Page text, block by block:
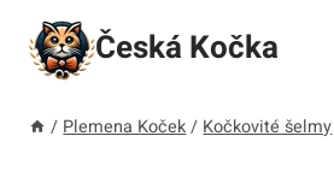
Přeskočit
obsah
Česká Kočka
/ Plemena Koček/ Kočkovité šelmy